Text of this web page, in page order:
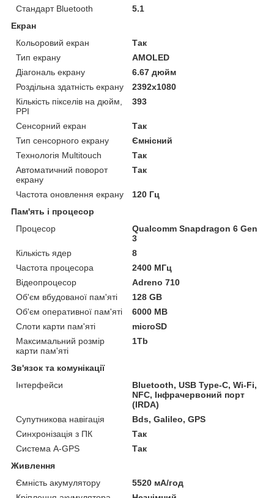
Стандарт Bluetooth
5.1
Екран
Кольоровий екран
Так
Тип екрану
AMOLED
Діагональ екрану
6.67 дюйм
Роздільна здатність екрану
2392x1080
Кількість пікселів на дюйм,
PPI
393
Сенсорний екран
Так
Тип сенсорного екрану
Ємнісний
Технологія Multitouch
Так
Автоматичний поворот
екрану
Так
Частота оновлення екрану
120 Гц
Пам'ять і процесор
Процесор
Qualcomm Snapdragon 6 Gen
3
Кількість ядер
8
Частота процесора
2400 МГц
Відеопроцесор
Adreno 710
Об'єм вбудованої пам'яті
128 GB
Об'єм оперативної пам'яті
6000 MB
Слоти карти пам'яті
microSD
Максимальний розмір
карти пам'яті
1Tb
Зв'язок та комунікації
Інтерфейси
Bluetooth, USB Type-C, Wi-Fi,
NFC, Інфрачервоний порт
(IRDA)
Супутникова навігація
Bds, Galileo, GPS
Синхронізація з ПК
Так
Система A-GPS
Так
Живлення
Ємність акумулятору
5520 мА/год